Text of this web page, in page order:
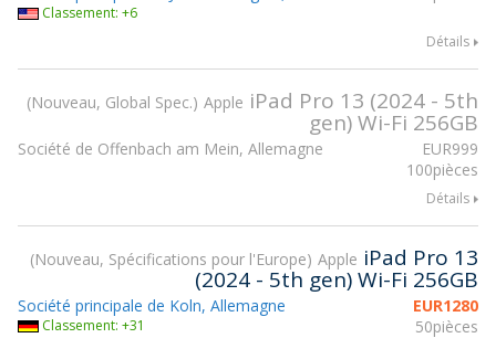
Classement: +6
Détails
Nouveau, Global Spec. Apple iPad Pro 13 (2024 - 5th
gen) Wi-Fi 256GB
EUR999
100pièces
Société de Offenbach am Mein, Allemagne
Détails
Nouveau, Spécifications pour l'Europe Apple iPad Pro 13
(2024 - 5th gen) Wi-Fi 256GB
EUR1280
50pièces
Société principale de Koln, Allemagne
Classement: +31